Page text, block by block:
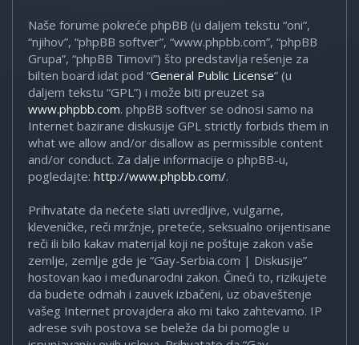
Naše forume pokreće phpBB (u daljem tekstu “oni”,
“njihov”, “phpBB softver”, “www.phpbb.com”, “phpBB
Grupa”, “phpBB Timovi”) što predstavlja rešenje za
bilten board idat pod “General Public License” (u
daljem tekstu “GPL”) i može biti preuzet sa
www.phpbb.com. phpBB softver se odnosi samo na
Internet bazirane diskusije GPL strictly forbids them in
what we allow and/or disallow as permissible content
and/or conduct. Za dalje informacije o phpBB-u,
pogledajte: http://www.phpbb.com/.
Prihvatate da nećete slati uvredljive, vulgarne,
kleveničke, reči mržnje, preteće, seksualno orijentisane
reči ili bilo kakav materijal koji ne poštuje zakon vaše
zemlje, zemlje gde je “Gay-Serbia.com | Diskusije”
hostovan kao i međunarodni zakon. Čineći to, rizikujete
da budete odmah i zauvek izbačeni, uz obaveštenje
vašeg Internet provajdera ako mi tako zahtevamo. IP
adrese svih postova se beleže da bi pomogle u